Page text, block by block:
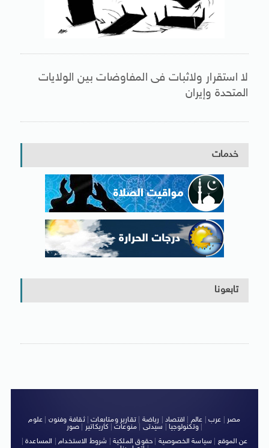
لا استقرار ولاثبات فى المفاوضات بين الولايات
المتحدة وإيران
خدمات
تابعونا
مصر عرب عالم اقتصاد رياضة |تقارير ومتابعات|ثقافة وفنون
علوم
وتكنولوجيا| سيدتى منوعات كاريكاتير صور
|
عن الموقع
سياسة الخصوصية حقوق الملكية شروط الاستخدام| المساعدة|